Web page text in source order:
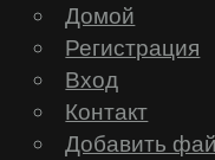
Домой
Регистрация
Вход
Контакт
Добавить